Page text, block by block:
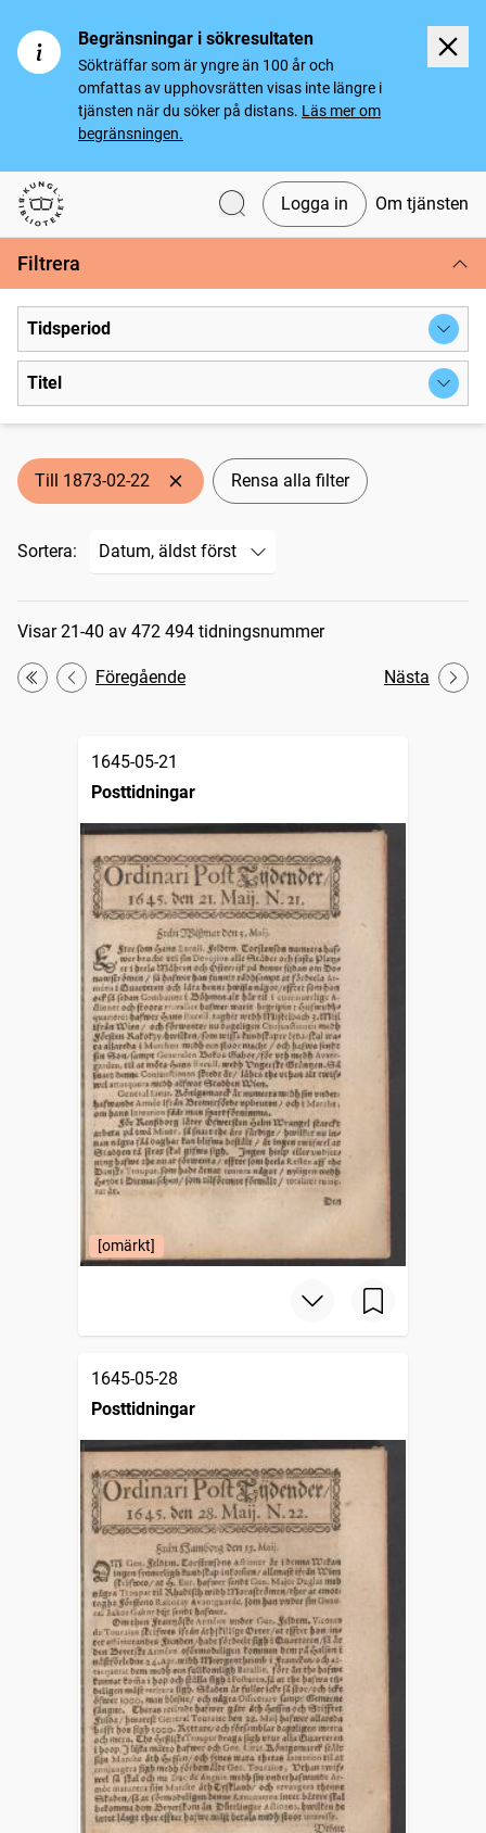
Begränsningar i sökresultaten
Sökträffar som är yngre än 100 år och
omfattas av upphovsrätten visas inte längre i
tjänsten när du söker på distans. Läs mer om
begränsningen.
Svenska tidningar
Logga in Om tjänsten
Filtrera
Tidsperiod
Titel
Till 1873-02-22 Rensa alla filter
Sortera:
Sökresultat
Visar 21-40 av 472 494 tidningsnummer
Första
Föregående Nästa
1645-05-21
Posttidningar
[omärkt]
1645-05-28
Posttidningar